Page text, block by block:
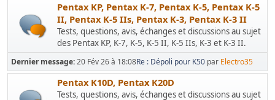
Pentax KP, Pentax K-7, Pentax K-5, Pentax K-5
II, Pentax K-5 IIs, Pentax K-3, Pentax K-3 II
Tests, questions, avis, échanges et discussions au sujet
des Pentax KP, K-7, K-5, K-5 II, K-5 IIs, K-3 et K-3 II.
Dernier message:20 Fév 26 à 18:08Re : Dépoli pour K50 par Electro35
Pentax K10D, Pentax K20D
Tests, questions, avis, échanges et discussions au sujet